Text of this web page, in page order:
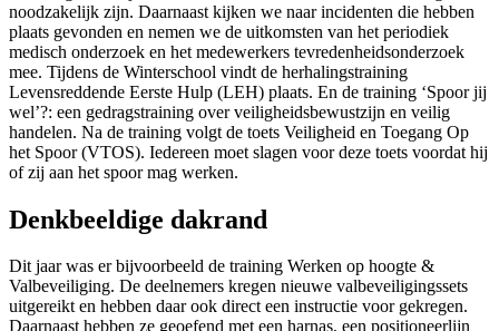
noodzakelijk zijn. Daarnaast kijken we naar incidenten die hebben
plaats gevonden en nemen we de uitkomsten van het periodiek
medisch onderzoek en het medewerkers tevredenheidsonderzoek
mee. Tijdens de Winterschool vindt de herhalingstraining
Levensreddende Eerste Hulp (LEH) plaats. En de training ‘Spoor jij
wel’?: een gedragstraining over veiligheidsbewustzijn en veilig
handelen. Na de training volgt de toets Veiligheid en Toegang Op
het Spoor (VTOS). Iedereen moet slagen voor deze toets voordat hij
of zij aan het spoor mag werken.
Denkbeeldige dakrand
Dit jaar was er bijvoorbeeld de training Werken op hoogte &
Valbeveiliging. De deelnemers kregen nieuwe valbeveiligingssets
uitgereikt en hebben daar ook direct een instructie voor gekregen.
Daarnaast hebben ze geoefend met een harnas, een positioneerlijn